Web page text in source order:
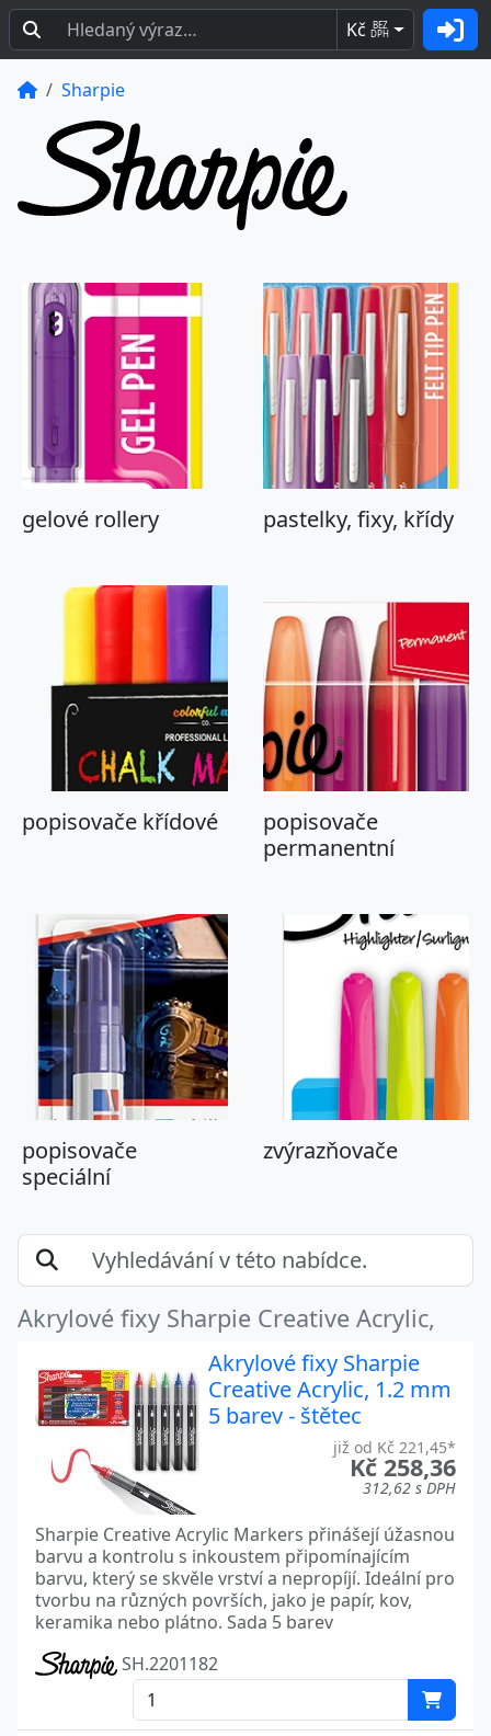
Kč BEZ
DPH
Sharpie
gelové rollery pastelky, fixy, křídy
popisovače křídové
popisovače
permanentní
popisovače
speciální
zvýrazňovače
Akrylové fixy Sharpie Creative Acrylic,
Akrylové fixy Sharpie
Creative Acrylic, 1.2 mm
5 barev - štětec
již od Kč 221,45*
Kč 258,36
312,62 s DPH
Sharpie Creative Acrylic Markers přinášejí úžasnou
barvu a kontrolu s inkoustem připomínajícím
barvu, který se skvěle vrství a nepropíjí. Ideální pro
tvorbu na různých površích, jako je papír, kov,
keramika nebo plátno. Sada 5 barev
SH.2201182